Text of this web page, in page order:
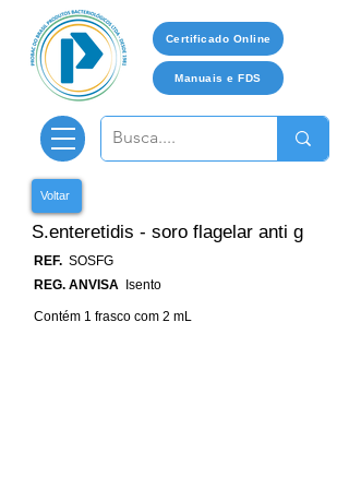
Certificado Online
Manuais e FDS
Voltar
S.enteretidis - soro flagelar anti g
REF. SOSFG
REG. ANVISA
Isento
Contém 1 frasco com 2 mL